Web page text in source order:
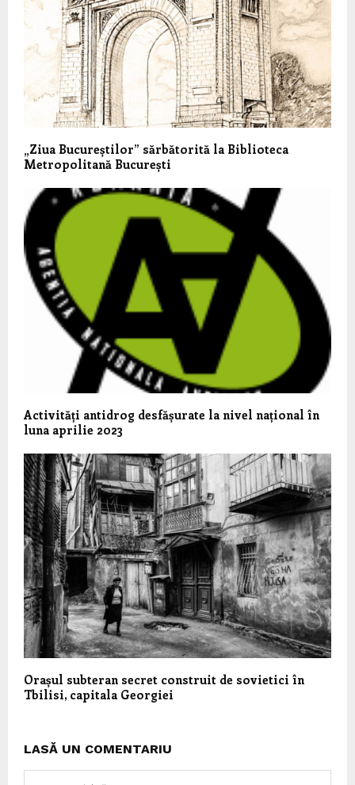
„Ziua Bucureștilor” sărbătorită la Biblioteca
Metropolitană București
Activități antidrog desfășurate la nivel național în
luna aprilie 2023
Orașul subteran secret construit de sovietici în
Tbilisi, capitala Georgiei
LASĂ UN COMENTARIU